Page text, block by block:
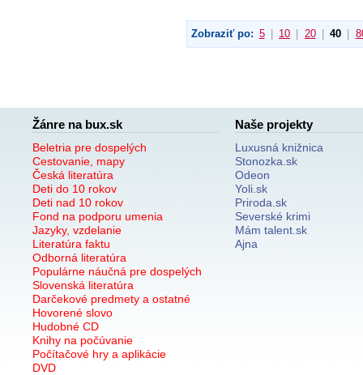
Zobraziť po: 5 10 20 40
Žánre na bux.sk
Beletria pre dospelých
Cestovanie, mapy
Česká literatúra
Deti do 10 rokov
Deti nad 10 rokov
Fond na podporu umenia
Jazyky, vzdelanie
Literatúra faktu
Odborná literatúra
Populárne náučná pre dospelých
Slovenská literatúra
Darčekové predmety a ostatné
Hovorené slovo
Hudobné CD
Knihy na počúvanie
Počítačové hry a aplikácie
DVD
Naše projekty
Luxusná knižnica
Stonozka.sk
Odeon
Yoli.sk
Priroda.sk
Severské krimi
Mám talent.sk
Ajna